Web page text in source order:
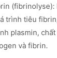
(fibrinolyse):
trình tiêu
plasmin,
và fibrin.